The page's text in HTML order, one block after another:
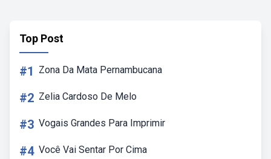
Top Post
#1 Zona Da Mata Pernambucana
#2 Zelia Cardoso De Melo
#3 Vogais Grandes Para Imprimir
#4 Você Vai Sentar Por Cima